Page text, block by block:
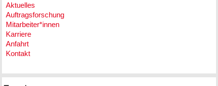
Aktuelles
Auftragsforschung
Mitarbeiter*innen
Karriere
Anfahrt
Kontakt